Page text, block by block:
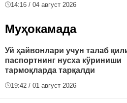
14:16 / 04 август 2026
Муҳокамада
Уй ҳайвонлари учун талаб
паспортнинг нусха кўриниши
тармоқларда тарқалди
19:42 / 01 август 2026